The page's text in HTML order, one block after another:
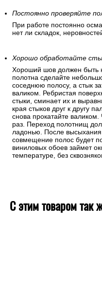
Постоянно проверяйте
При работе постоянно
нет ли складок,
Хорошо обработайте
Хороший шов должен быть
полотна сделайте
соседнюю полосу, а стык
валиком. Ребристая
стыки, сминает их и
края стыков друг к другу
снова прокатайте валиком.
раз. Переход полотнищ
ладонью. После высыхания
совмещение полос будет
виниловых обоев займет
температуре, без
С этим товаром так